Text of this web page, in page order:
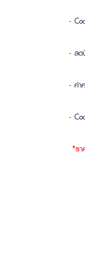
-
- ลด
- ค่า
-
*รา